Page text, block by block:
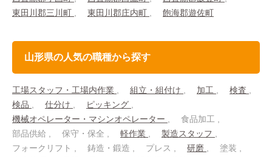
東田川郡三川町
東田川郡庄内町 飽海郡遊佐町
山形県の人気の職種から探す
工場スタッフ・工場内作業 組立・組付け 加工
検査
検品
仕分け
ピッキング
機械オペレーター・マシンオペレーター
食品加工
部品供給
保守・保全 軽作業
製造スタッフ
フォークリフト
鋳造・鍛造 プレス 研磨
塗装